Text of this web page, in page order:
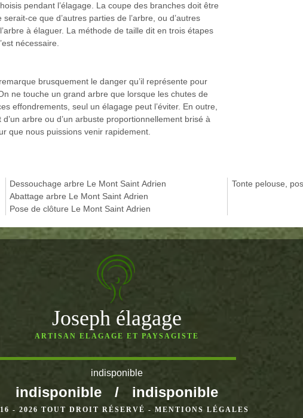
pendant l’élagage. La coupe des branches doit être
ce que d’autres parties de l’arbre, ou d’autres
à élaguer. La méthode de taille dit en trois étapes
nécessaire.
brusquement le danger qu’il représente pour
ne touche un grand arbre que lorsque les chutes de
effondrements, seul un élagage peut l’éviter. En outre,
arbre ou d’un arbuste proportionnellement brisé à
que nous puissions venir rapidement.
Dessouchage arbre Le Mont Saint Adrien
Abattage arbre Le Mont Saint Adrien
Pose de clôture Le Mont Saint Adrien
Tonte pelouse,
Joseph élagage
ARTISAN ELAGAGE ET PAYSAGISTE
indisponible
indisponible / indisponible
- 2026 TOUT DROIT RÉSERVÉ - MENTIONS LÉGALES